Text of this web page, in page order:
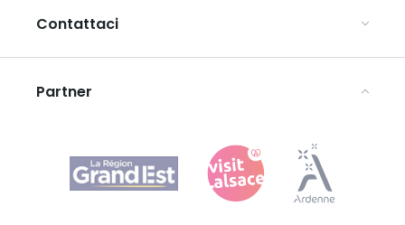
Mediaroom
Informativa sulla privacy
Avvertenze legali
Contattaci
Agence Régionale du Tourisme Grand Est
Bureau de Colmar (sede operativa)
Partner